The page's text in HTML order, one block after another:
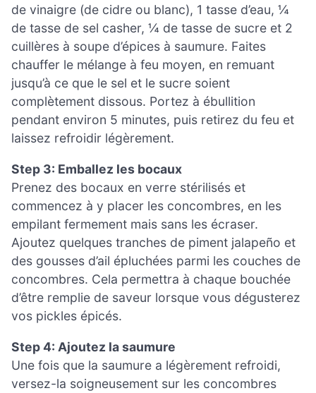
de vinaigre (de cidre ou blanc), 1 tasse d’eau, ¼
de tasse de sel casher, ¼ de tasse de sucre et 2
cuillères à soupe d’épices à saumure. Faites
chauffer le mélange à feu moyen, en remuant
jusqu’à ce que le sel et le sucre soient
complètement dissous. Portez à ébullition
pendant environ 5 minutes, puis retirez du feu et
laissez refroidir légèrement.
Step 3: Emballez les bocaux
Prenez des bocaux en verre stérilisés et
commencez à y placer les concombres, en les
empilant fermement mais sans les écraser.
Ajoutez quelques tranches de piment jalapeño et
des gousses d’ail épluchées parmi les couches de
concombres. Cela permettra à chaque bouchée
d’être remplie de saveur lorsque vous dégusterez
vos pickles épicés.
Step 4: Ajoutez la saumure
Une fois que la saumure a légèrement refroidi,
versez-la soigneusement sur les concombres